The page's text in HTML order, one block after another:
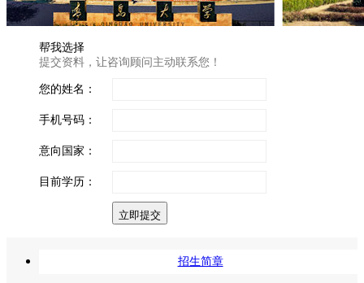
帮我选择
提交资料，让咨询顾问主动联系您！
您的姓名：
手机号码：
意向国家：
目前学历：
立即提交
招生简章